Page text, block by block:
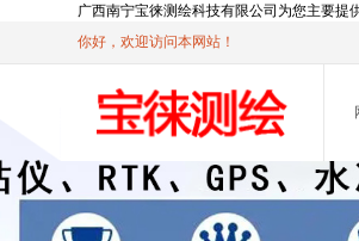
广西南宁宝徕测绘科技有限公司为您主要提
你好，欢迎访问本网站！